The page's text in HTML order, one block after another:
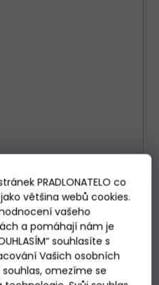
PRADLONATELO co
většina webů cookies.
vašeho
a pomáhají nám je
souhlasíte s
Vašich osobních
omezíme se